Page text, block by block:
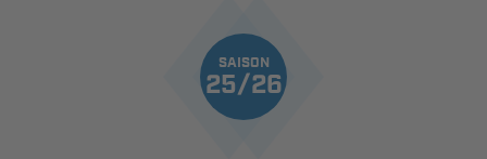
SAISON
25/26